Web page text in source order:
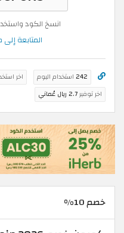
انسخ الكود
المتابعة
242 استخدام اليوم اخر
اخر توفير2.7 ريال عُماني
خصم 10%